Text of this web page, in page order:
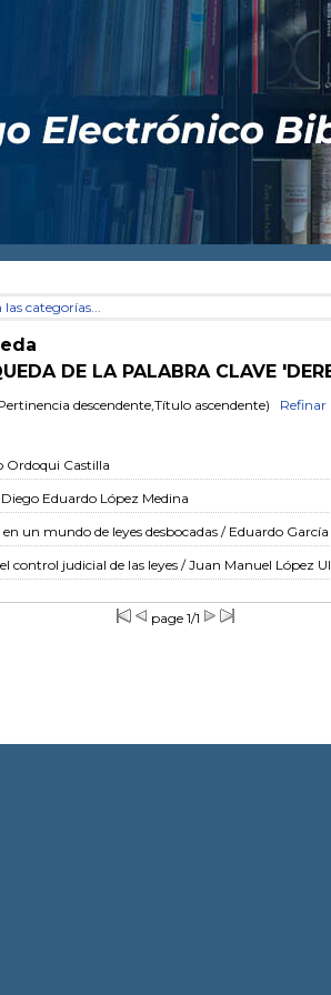
categorías...
DE LA PALABRA CLAVE
descendente,Título ascendente) Refinar
Ordoqui Castilla
Eduardo López Medina
un mundo de leyes desbocadas/ Eduardo García
control judicial de las leyes/ Juan Manuel López
page 1/1